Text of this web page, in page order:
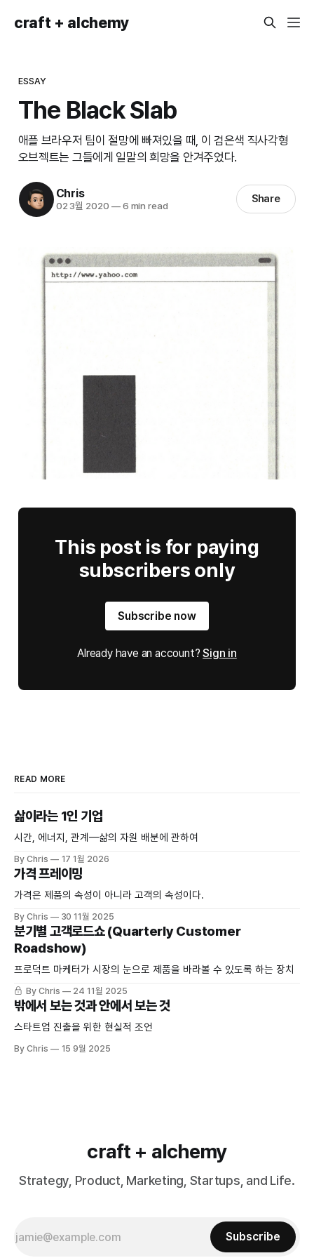
craft + alchemy
ESSAY
The Black Slab
애플 브라우저 팀이 절망에 빠져있을 때, 이 검은색 직사각형
오브젝트는 그들에게 일말의 희망을 안겨주었다.
Chris
02 3월 2020 —6 min read
Share
This post is for paying
subscribers only
Subscribe now
Already have an account?Sign in
READ MORE
삶이라는 1인 기업
시간, 에너지, 관계—삶의 자원 배분에 관하여
By Chris 17 1월 2026
가격 프레이밍
가격은 제품의 속성이 아니라 고객의 속성이다.
By Chris 30 11월 2025
분기별 고객로드쇼 (Quarterly Customer
Roadshow)
프로덕트 마케터가 시장의 눈으로 제품을 바라볼 수 있도록 하는 장치
By Chris 24 11월 2025
밖에서 보는 것과 안에서 보는 것
스타트업 진출을 위한 현실적 조언
By Chris 15 9월 2025
craft + alchemy
Strategy, Product, Marketing, Startups, and Life.
Subscribe